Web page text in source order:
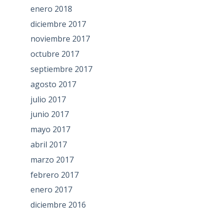
enero 2018
diciembre 2017
noviembre 2017
octubre 2017
septiembre 2017
agosto 2017
julio 2017
junio 2017
mayo 2017
abril 2017
marzo 2017
febrero 2017
enero 2017
diciembre 2016